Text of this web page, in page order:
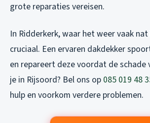
grote reparaties vereisen.
In Ridderkerk, waar het weer vaak
cruciaal. Een ervaren dakdekker
en repareert deze voordat de schade
je in Rijsoord? Bel ons op 085 019 48
hulp en voorkom verdere problemen.